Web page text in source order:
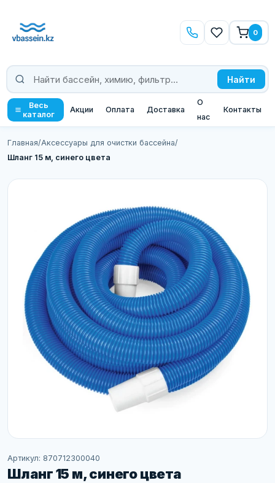
Найти
0
Весь
каталог
Акции Оплата Доставка
О
нас
Контакты
Главная/Аксессуары для очистки бассейна/
Шланг 15 м, синего цвета
Артикул: 870712300040
Шланг 15 м, синего цвета